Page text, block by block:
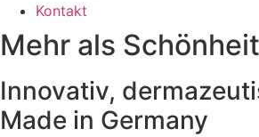
Kontakt
Mehr als Schönheit
Innovativ,
Made in Germany